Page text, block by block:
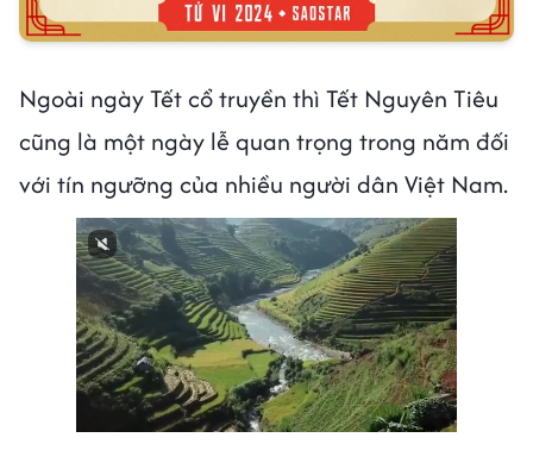
Ngoài ngày Tết cổ truyền thì Tết Nguyên Tiêu
cũng là một ngày lễ quan trọng trong năm đối
với tín ngưỡng của nhiều người dân Việt Nam.